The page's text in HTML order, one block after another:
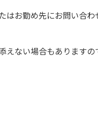
はお勤め先にお問い合わ
えない場合もありますの